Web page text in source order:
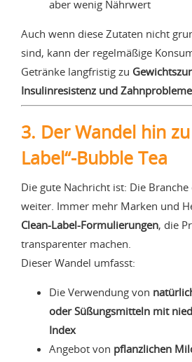
aber wenig Nährwert
Auch wenn diese Zutaten nicht
sind, kann der regelmäßige
Getränke langfristig zu
Insulinresistenz und
3. Der Wandel hin zu
Label“-Bubble Tea
Die gute Nachricht ist: Die
weiter. Immer mehr Marken und
Clean-Label-Formulierungen, die
transparenter machen.
Dieser Wandel umfasst:
Die Verwendung von
oder Süßungsmitteln mit
Index
Angebot von pflanzlichen